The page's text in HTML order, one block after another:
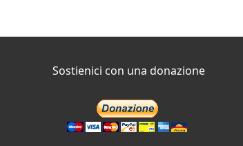
Sostienici con una donazione